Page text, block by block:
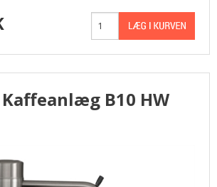
B10 HW